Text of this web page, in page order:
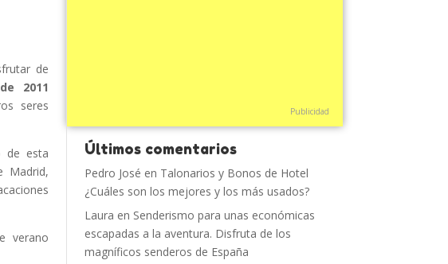
de
2011
seres
de esta
Madrid,
verano
Publicidad
Últimos comentarios
Pedro José en Talonarios y Bonos de Hotel
¿Cuáles son los mejores y los más usados?
Laura en Senderismo para unas económicas
escapadas a la aventura. Disfruta de los
magníficos senderos de España